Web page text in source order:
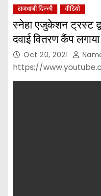
राजधानी दिल्ली वीडियो
स्‍नेहा एजुकेशन ट्रस्ट
दवाई वितरण कैंप
Oct 20, 2021
https://